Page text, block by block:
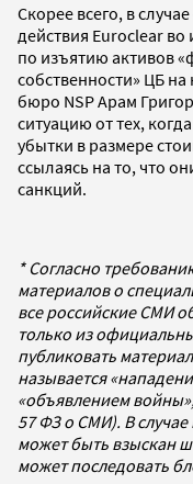
Скорее всего, в
действия Euroclear
по изъятию активов
собственности» ЦБ
бюро NSP Арам
ситуацию от тех,
убытки в размере
ссылаясь на то, что
санкций.
* Согласно
материалов о
все российские СМИ
только из
публиковать
называется
«объявлением
57 ФЗ о СМИ). В
может быть взыскан
может последовать